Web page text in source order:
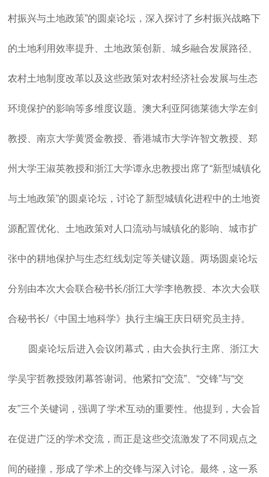
村振兴与土地政策”的圆桌论坛，深入探讨了乡村振兴战略下
的土地利用效率提升、土地政策创新、城乡融合发展路径、
农村土地制度改革以及这些政策对农村经济社会发展与生态
环境保护的影响等多维度议题。澳大利亚阿德莱德大学左剑
教授、南京大学黄贤金教授、香港城市大学许智文教授、郑
州大学王淑英教授和浙江大学谭永忠教授出席了“新型城镇化
与土地政策”的圆桌论坛，讨论了新型城镇化进程中的土地资
源配置优化、土地政策对人口流动与城镇化的影响、城市扩
张中的耕地保护与生态红线划定等关键议题。两场圆桌论坛
分别由本次大会联合秘书长/浙江大学李艳教授、本次大会联
合秘书长/《中国土地科学》执行主编王庆日研究员主持。
圆桌论坛后进入会议闭幕式，由大会执行主席、浙江大
学吴宇哲教授致闭幕答谢词。他紧扣“交流”、“交锋”与“交
友”三个关键词，强调了学术互动的重要性。他提到，大会旨
在促进广泛的学术交流，而正是这些交流激发了不同观点之
间的碰撞，形成了学术上的交锋与深入讨论。最终，这一系